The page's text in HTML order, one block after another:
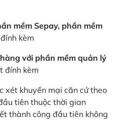
mềm Sepay, phần mềm
kèm
với phần mềm quản lý
đính kèm
xét khuyến mại căn cứ theo
tiên thuộc thời gian
thành công đầu tiên không